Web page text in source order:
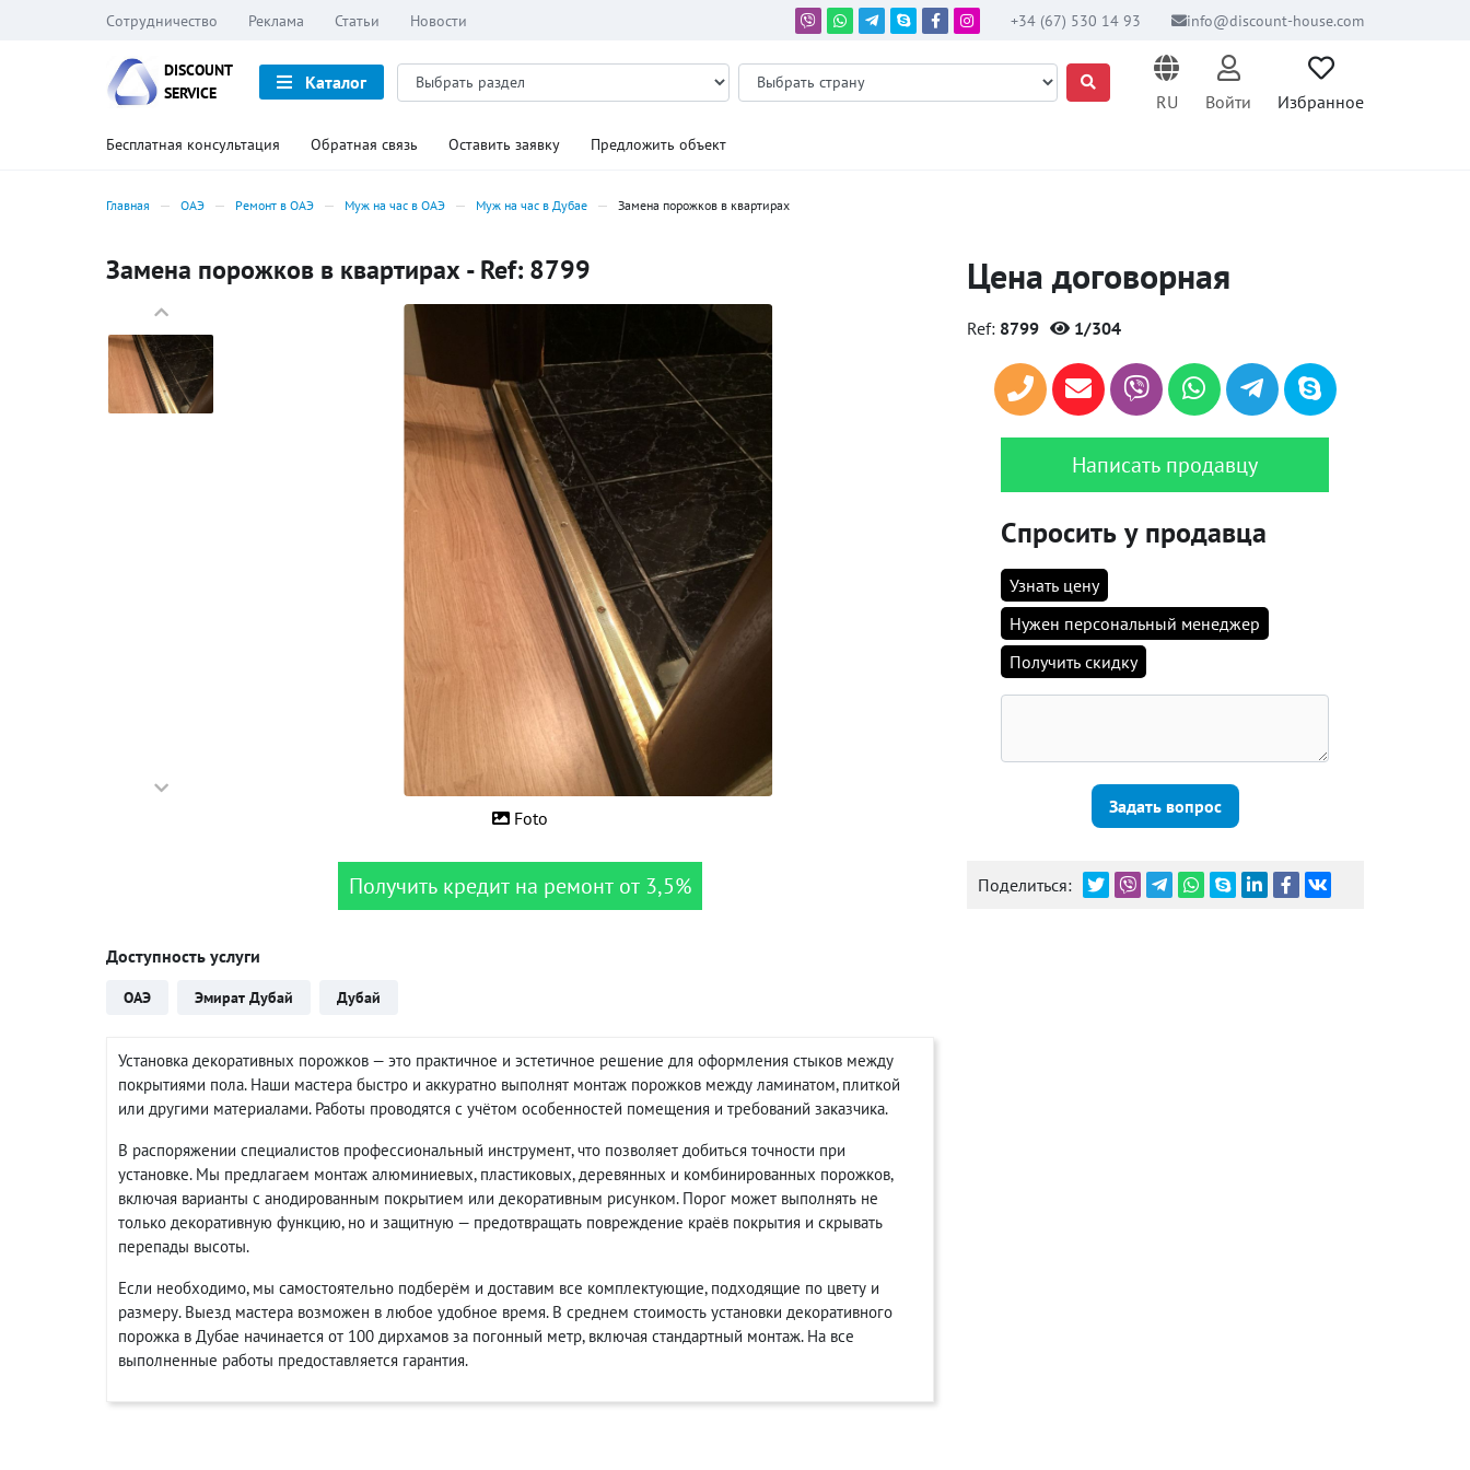
Сотрудничество Реклама Статьи Новости +34 (67) 530 14 93 info@discount-house.com
DISCOUNT
SERVICE
Каталог
RU
Войти Избранное
Бесплатная консультация Обратная связь Оставить заявку Предложить объект
Главная ОАЭ Ремонт в ОАЭ Муж на час в ОАЭ Муж на час в Дубае Замена порожков в квартирах
Замена порожков в квартирах - Ref: 8799
Foto
Получить кредит на ремонт от 3,5%
Доступность услуги
ОАЭ Эмират Дубай Дубай
Установка декоративных порожков — это практичное и эстетичное решение для оформления стыков между
покрытиями пола. Наши мастера быстро и аккуратно выполнят монтаж порожков между ламинатом, плиткой
или другими материалами. Работы проводятся с учётом особенностей помещения и требований заказчика.
В распоряжении специалистов профессиональный инструмент, что позволяет добиться точности при
установке. Мы предлагаем монтаж алюминиевых, пластиковых, деревянных и комбинированных порожков,
включая варианты с анодированным покрытием или декоративным рисунком. Порог может выполнять не
только декоративную функцию, но и защитную — предотвращать повреждение краёв покрытия и скрывать
перепады высоты.
Если необходимо, мы самостоятельно подберём и доставим все комплектующие, подходящие по цвету и
размеру. Выезд мастера возможен в любое удобное время. В среднем стоимость установки декоративного
порожка в Дубае начинается от 100 дирхамов за погонный метр, включая стандартный монтаж. На все
выполненные работы предоставляется гарантия.
Цена договорная
Ref: 8799 1/304
Написать продавцу
Спросить у продавца
Узнать цену
Нужен персональный менеджер
Получить скидку
Задать вопрос
Поделиться: